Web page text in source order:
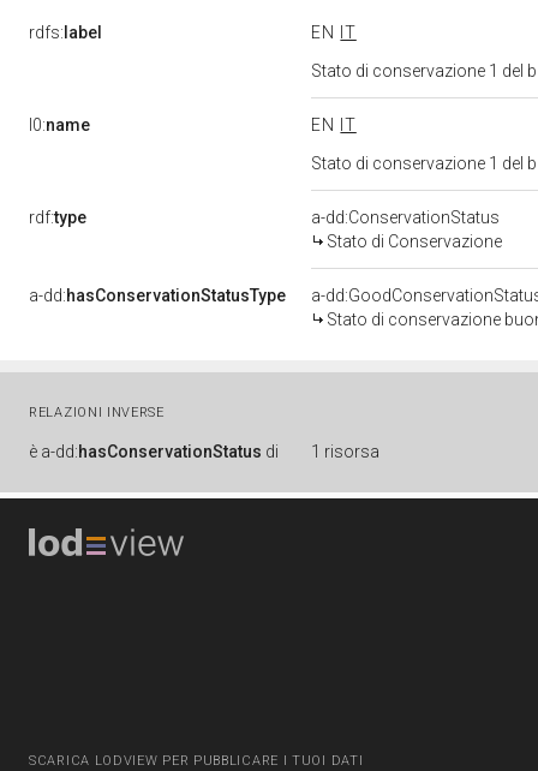
rdfs: label EN
IT
Stato di conservazione 1 del
l0:name EN
IT
Stato di conservazione 1 del
rdf:type
a-dd:ConservationStatus
Stato di Conservazione
a-dd:hasConservationStatusType
a-
Stato di conservazione
RELAZIONI INVERSE
è a-dd:hasConservationStatus di 1 risorsa
SCARICA LODVIEW PER PUBBLICARE I TUOI DATI